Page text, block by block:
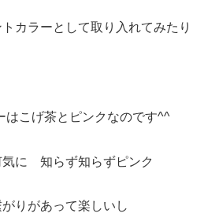
カラーとして取り入れてみたり
はこげ茶とピンクなのです^^
に 知らず知らずピンク
りがあって楽しいし